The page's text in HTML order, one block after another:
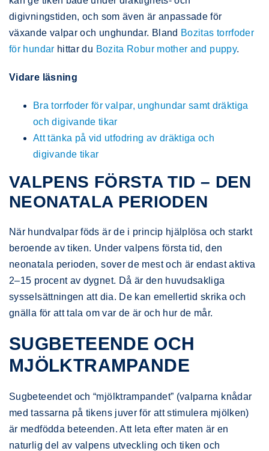
digivningstiden, och som även är anpassade för
växande valpar och unghundar. Bland Bozitas torrfoder
för hundar hittar du Bozita Robur mother and puppy.
Vidare läsning
Bra torrfoder för valpar, unghundar samt dräktiga
och digivande tikar
Att tänka på vid utfodring av dräktiga och
digivande tikar
VALPENS FÖRSTA TID – DEN
NEONATALA PERIODEN
När hundvalpar föds är de i princip hjälplösa och starkt
beroende av tiken. Under valpens första tid, den
neonatala perioden, sover de mest och är endast aktiva
2–15 procent av dygnet. Då är den huvudsakliga
sysselsättningen att dia. De kan emellertid skrika och
gnälla för att tala om var de är och hur de mår.
SUGBETEENDE OCH
MJÖLKTRAMPANDE
Sugbeteendet och “mjölktrampandet” (valparna knådar
med tassarna på tikens juver för att stimulera mjölken)
är medfödda beteenden. Att leta efter maten är en
naturlig del av valpens utveckling och tiken och